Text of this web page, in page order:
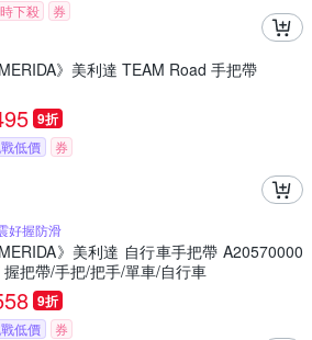
下殺 券
MERIDA》美利達 TEAM Road 手把帶
9折
低價 券
好握防滑
MERIDA》美利達 自行車手把帶 A20570000
握把帶/手把/把手/單車/自行車
9折
低價 券